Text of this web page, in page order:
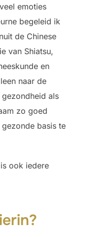
emoties
begeleid ik
de Chinese
van Shiatsu,
en
naar de
als
zo goed
basis te
ook iedere